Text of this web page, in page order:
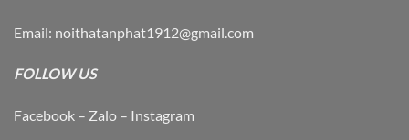
Email: noithatanphat1912@gmail.com
FOLLOW US
Facebook – Zalo – Instagram